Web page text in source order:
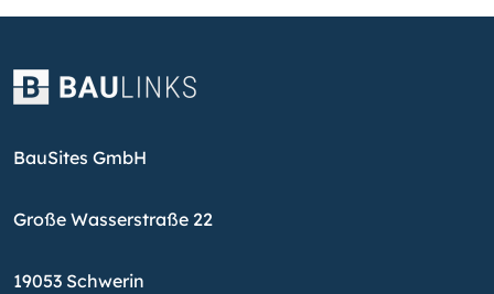
BauSites GmbH
Große Wasserstraße 22
19053 Schwerin